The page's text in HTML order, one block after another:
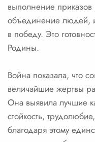
выполнение
объединение людей,
в победу. Это
Родины.
Война показала, что
величайшие жертвы
Она выявила лучшие
стойкость,
благодаря этому